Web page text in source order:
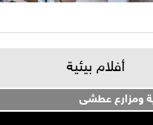
أفلام بيئية
ومزارع عطشى